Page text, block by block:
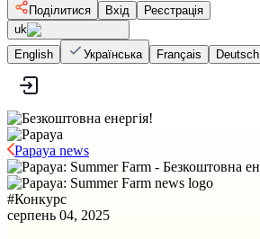
Поділитися
Вхід
Реєстрація
uk
English
Українська Français Deutsch
Papaya news
#Конкурс
серпень 04, 2025